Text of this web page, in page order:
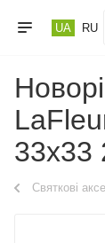
UA RU
33х33
Святкові